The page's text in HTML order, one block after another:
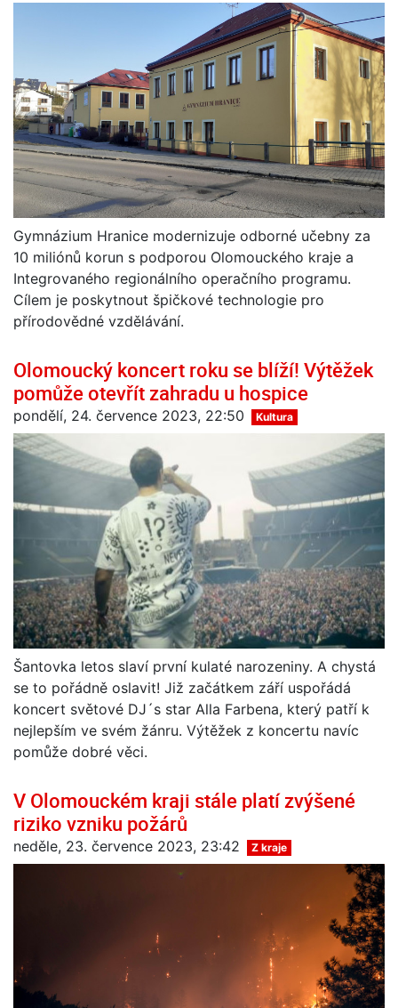
Gymnázium Hranice modernizuje odborné učebny za
10 miliónů korun s podporou Olomouckého kraje a
Integrovaného regionálního operačního programu.
Cílem je poskytnout špičkové technologie pro
přírodovědné vzdělávání.
Olomoucký koncert roku se blíží! Výtěžek
pomůže otevřít zahradu u hospice
pondělí, 24. července 2023, 22:50 Kultura
Šantovka letos slaví první kulaté narozeniny. A chystá
se to pořádně oslavit! Již začátkem září uspořádá
koncert světové DJ´s star Alla Farbena, který patří k
nejlepším ve svém žánru. Výtěžek z koncertu navíc
pomůže dobré věci.
V Olomouckém kraji stále platí zvýšené
riziko vzniku požárů
neděle, 23. července 2023, 23:42 Z kraje